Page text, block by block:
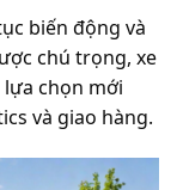
biến động và
chú trọng, xe
chọn mới
và giao hàng.